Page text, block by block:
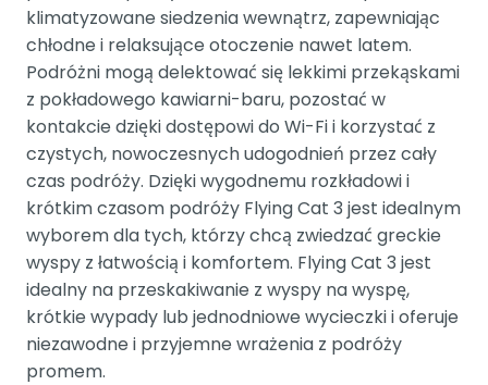
klimatyzowane siedzenia wewnątrz, zapewniając
chłodne i relaksujące otoczenie nawet latem.
Podróżni mogą delektować się lekkimi przekąskami
z pokładowego kawiarni-baru, pozostać w
kontakcie dzięki dostępowi do Wi-Fi i korzystać z
czystych, nowoczesnych udogodnień przez cały
czas podróży. Dzięki wygodnemu rozkładowi i
krótkim czasom podróży Flying Cat 3 jest idealnym
wyborem dla tych, którzy chcą zwiedzać greckie
wyspy z łatwością i komfortem. Flying Cat 3 jest
idealny na przeskakiwanie z wyspy na wyspę,
krótkie wypady lub jednodniowe wycieczki i oferuje
niezawodne i przyjemne wrażenia z podróży
promem.